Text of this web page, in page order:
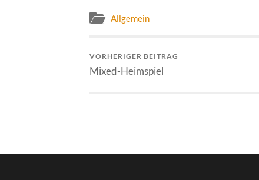
Allgemein
VORHERIGER BEITRAG
Mixed-Heimspiel